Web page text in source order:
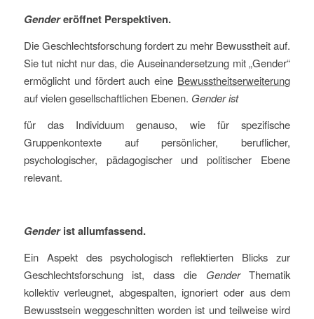
Gendereröffnet Perspektiven.
Die Geschlechtsforschung fordert zu mehr Bewusstheit auf.
Sie tut nicht nur das, die Auseinandersetzung mit „Gender“
ermöglicht und fördert auch eine Bewusstheitserweiterung
auf vielen gesellschaftlichen Ebenen. Gender ist
für das Individuum genauso, wie für spezifische
Gruppenkontexte auf persönlicher, beruflicher,
psychologischer, pädagogischer und politischer Ebene
relevant.
Genderist allumfassend.
Ein Aspekt des psychologisch reflektierten Blicks zur
Geschlechtsforschung ist, dass die GenderThematik
kollektiv verleugnet, abgespalten, ignoriert oder aus dem
Bewusstsein weggeschnitten worden ist und teilweise wird